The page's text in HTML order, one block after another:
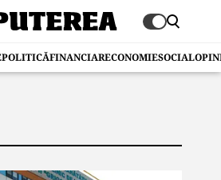
POLITICĂFINANCIARECONOMIESOCIAL